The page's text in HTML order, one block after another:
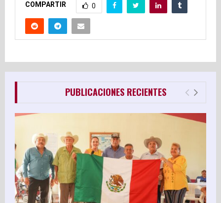
COMPARTIR 0
PUBLICACIONES RECIENTES